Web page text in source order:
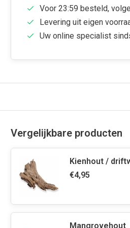
Voor 23:59 besteld,
Levering uit eigen
Uw online specialist
Vergelijkbare producten
Kienhout /
€4,95
Mangrovehout